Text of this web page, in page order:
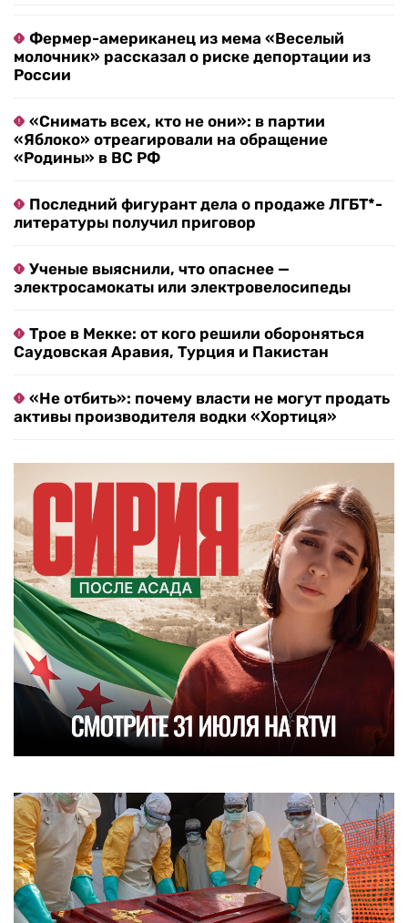
Фермер-американец из мема «Веселый
молочник» рассказал о риске депортации из
России
«Снимать всех, кто не они»: в партии
«Яблоко» отреагировали на обращение
«Родины» в ВС РФ
Последний фигурант дела о продаже ЛГБТ*-
литературы получил приговор
Ученые выяснили, что опаснее —
электросамокаты или электровелосипеды
Трое в Мекке: от кого решили обороняться
Саудовская Аравия, Турция и Пакистан
«Не отбить»: почему власти не могут продать
активы производителя водки «Хортиця»